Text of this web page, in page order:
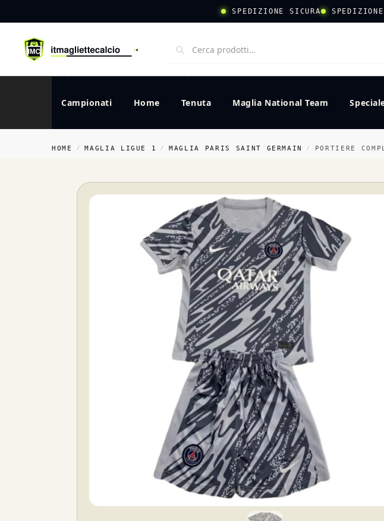
SPEDIZIONE SICURA
Campionati Home Tenuta Maglia National Team
HOME / MAGLIA LIGUE 1 / MAGLIA PARIS SAINT GERMAIN / PORTIERE